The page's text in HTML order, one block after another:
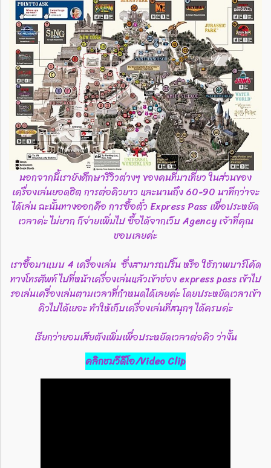
นอกจากนี้เรายังศึกษารีวิวต่างๆ ของคนที่มาเที่ยว ในส่วนของ
เครื่องเล่นยอดฮิต การต่อคิวยาว และนานถึง 60-90 นาทีกว่าจะ
ได้เล่น ฉะนั้นทางออกคือ การซื้อตั๋ว Express Pass เพื่อประหยัด
เวลาค่ะ ไม่ยาก ก็จ่ายเพิ่มไป ซื้อได้จากเว็บ Agency เจ้าที่คุณ
ชอบเลยค่ะ
เราซื้อมาแบบ 4 เครื่องเล่น ซึ่งสามารถปริ๊น หรือ ใช้ภาพบาร์โค้ด
ทางโทรศัพท์ ไปที่หน้าเครื่องเล่นแล้วเข้าช่อง express pass เข้าไป
รอเล่นเครื่องเล่นตามเวลาที่กำหนดได้เลยค่ะ โดยประหยัดเวลาเข้า
คิวไปได้เยอะ ทำให้เก็บเครื่องเล่นที่สนุกๆ ได้ครบค่ะ
เรียกว่ายอมเสียตังเพิ่มเพื่อประหยัดเวลาต่อคิว ว่างั้น
คลิกชมวีดีโอ/Video Clip